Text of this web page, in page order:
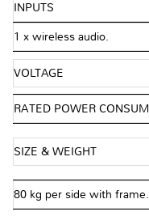
INPUTS
1 x wireless audio.
VOLTAGE
RATED POWER
SIZE & WEIGHT
80 kg per side with frame.